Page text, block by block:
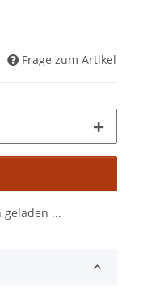
Frage zum Artikel
geladen ...